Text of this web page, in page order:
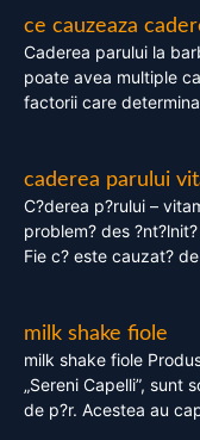
ce cauzeaza
Caderea parului la
poate avea multiple
factorii care
caderea parului
C?derea p?rului –
problem? des
Fie c? este cauzat?
milk shake fiole
milk shake fiole
„Sereni Capelli”, sunt
de p?r. Acestea au